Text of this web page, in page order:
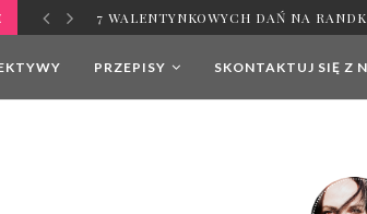
7 WALENTYNKOWYCH DAŃ NA
PRZEPISY SKONTAKTUJ SIĘ Z